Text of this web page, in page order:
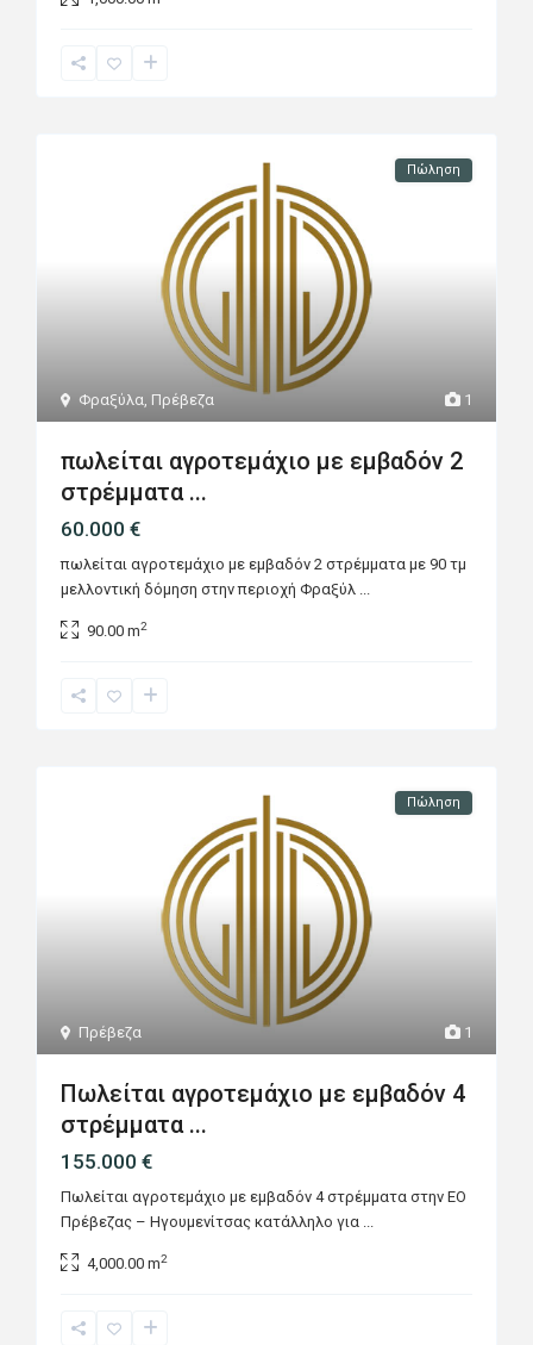
1
Φραξύλα, Πρέβεζα
Πώληση
πωλείται αγροτεμάχιο με εμβαδόν 2
στρέμματα ...
60.000 €
πωλείται αγροτεμάχιο με εμβαδόν 2 στρέμματα με 90 τμ
μελλοντική δόμηση στην περιοχή Φραξύλ ...
90.00 m2
1
Πρέβεζα
Πώληση
Πωλείται αγροτεμάχιο με εμβαδόν 4
στρέμματα ...
155.000 €
Πωλείται αγροτεμάχιο με εμβαδόν 4 στρέμματα στην ΕΟ
Πρέβεζας – Ηγουμενίτσας κατάλληλο για ...
4,000.00 m2